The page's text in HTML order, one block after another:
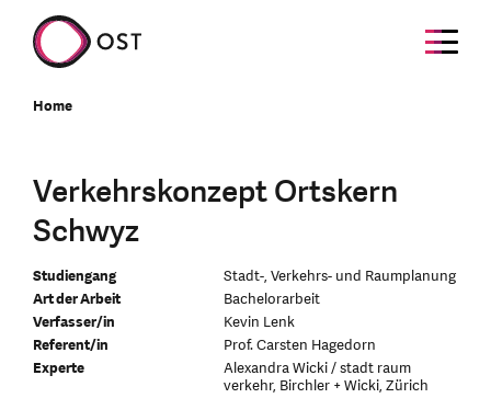
Home
Verkehrskonzept Ortskern
Schwyz
Studiengang
Stadt-, Verkehrs- und Raumplanung
Art der Arbeit
Bachelorarbeit
Verfasser/in
Kevin Lenk
Referent/in
Prof. Carsten Hagedorn
Experte
Alexandra Wicki / stadt raum
verkehr, Birchler + Wicki, Zürich